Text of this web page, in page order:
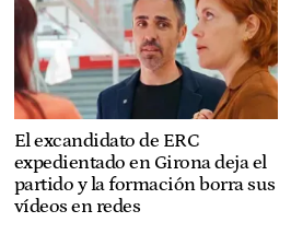
El excandidato de ERC
expedientado en Girona deja el
partido y la formación borra sus
vídeos en redes